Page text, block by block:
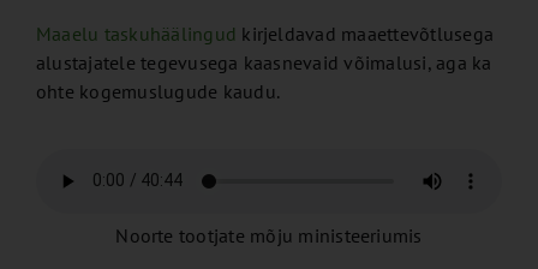
Maaelu taskuhäälingud kirjeldavad maaettevõtlusega
alustajatele tegevusega kaasnevaid võimalusi, aga ka
ohte kogemuslugude kaudu.
Noorte tootjate mõju ministeeriumis